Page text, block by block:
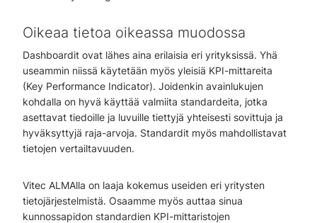
Oikeaa tietoa oikeassa muodossa
Dashboardit ovat lähes aina erilaisia eri yrityksissä. Yhä
useammin niissä käytetään myös yleisiä KPI-mittareita
(Key Performance Indicator). Joidenkin avainlukujen
kohdalla on hyvä käyttää valmiita standardeita, jotka
asettavat tiedoille ja luvuille tiettyjä yhteisesti sovittuja ja
hyväksyttyjä raja-arvoja. Standardit myös mahdollistavat
tietojen vertailtavuuden.
Vitec ALMAlla on laaja kokemus useiden eri yritysten
tietojärjestelmistä. Osaamme myös auttaa sinua
kunnossapidon standardien KPI-mittaristojen